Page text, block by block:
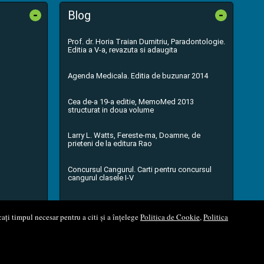
timpul necesar pentru a citi și a înțelegePolitica de Cookie,Politica
- Blog -
Prof. dr. Horia Traian Dumitriu, Paradontologie.
Editia a V-a, revazuta si adaugita
Agenda Medicala. Editia de buzunar 2014
Cea de-a 19-a editie, MemoMed 2013
structurat in doua volume
Larry L. Watts, Fereste-ma, Doamne, de
prieteni de la editura Rao
Concursul Cangurul. Carti pentru concursul
cangurul clasele I-V